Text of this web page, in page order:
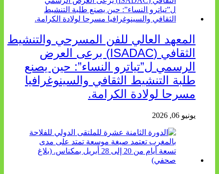
المعهد العالي للفن المسرحي والتنشيط
الثقافي (ISADAC) يرعى العرض
الرسمي ل”تياترو النساء”: حين يصنع
طلبة التنشيط الثقافي والسينوغرافيا
مسرحا لولادة الكرامة.
يونيو 06, 2026